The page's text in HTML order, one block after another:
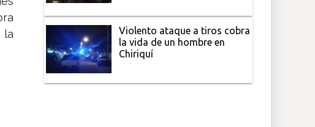
la
Violento ataque a tiros cobra
la vida de un hombre en
Chiriquí